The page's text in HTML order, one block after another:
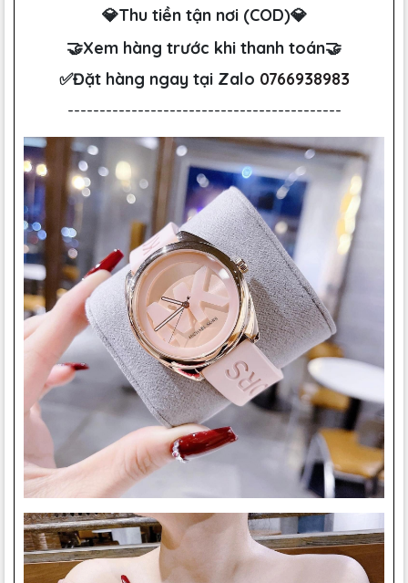
💎Thu tiền tận nơi (COD)💎
🤝Xem hàng trước khi thanh toán🤝
✅Đặt hàng ngay tại Zalo 0766938983
-------------------------------------------